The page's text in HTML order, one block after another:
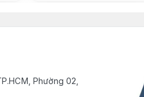
Phường 02,